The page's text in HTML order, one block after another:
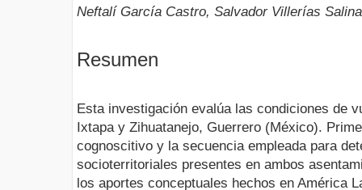
Neftalí García Castro, Salvador Villerías
Resumen
Esta investigación evalúa las condiciones de
Ixtapa y Zihuatanejo, Guerrero (México).
cognoscitivo y la secuencia empleada para
socioterritoriales presentes en ambos
los aportes conceptuales hechos en América